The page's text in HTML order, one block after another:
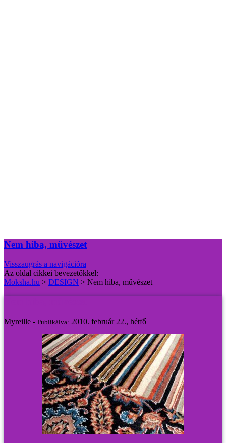
Nem hiba, művészet
Visszaugrás a navigációra
Az oldal cikkei bevezetőkkel:
Moksha.hu > DESIGN > Nem hiba, művészet
Myreille - Publikálva: 2010. február 22., hétfő